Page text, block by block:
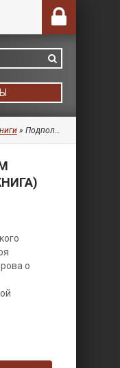
» Подпольный обком действует (Аудиокнига)
о